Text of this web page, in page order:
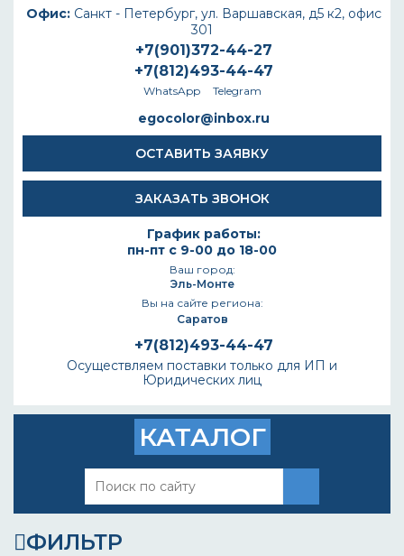
Офис: Санкт - Петербург, ул. Варшавская, д5 к2, офис
301
+7(901)372-44-27
+7(812)493-44-47
WhatsApp Telegram
egocolor@inbox.ru
ОСТАВИТЬ ЗАЯВКУ
ЗАКАЗАТЬ ЗВОНОК
График работы:
пн-пт с 9-00 до 18-00
Ваш город:
Эль-Монте
Вы на сайте региона:
Саратов
+7(812)493-44-47
Осуществляем поставки только для ИП и
Юридических лиц
КАТАЛОГ
ФИЛЬТР